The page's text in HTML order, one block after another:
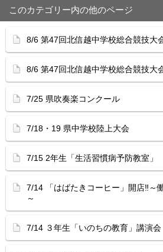
このカテゴリー内の他のページ
8/6 第47回北信越中学校総合競技
8/6 第47回北信越中学校総合競技
7/25 県吹奏楽コンクール
7/18・19 県中学校陸上大会
7/15 2年生「生活習慣病予防教室」
7/14 「はばたきコーヒー」開店‼︎～
～
7/14 ３年生「いのちの教育」講演会